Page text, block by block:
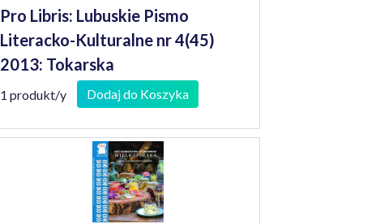
Pro Libris: Lubuskie Pismo
Literacko-Kulturalne nr 4(45)
2013: Tokarska
1 produkt/y Dodaj do Koszyka